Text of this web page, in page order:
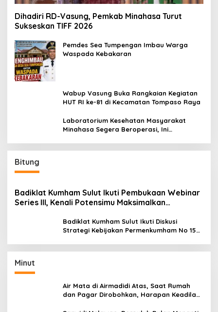
Dihadiri RD-Vasung, Pemkab Minahasa Turut
Sukseskan TIFF 2026
Pemdes Sea Tumpengan Imbau Warga
Waspada Kebakaran
Wabup Vasung Buka Rangkaian Kegiatan
HUT RI ke-81 di Kecamatan Tompaso Raya
Laboratorium Kesehatan Masyarakat
Minahasa Segera Beroperasi, Ini
Bitung
Badiklat Kumham Sulut Ikuti Pembukaan Webinar
Series III, Kenali Potensimu Maksimalkan
Badiklat Kumham Sulut Ikuti Diskusi
Strategi Kebijakan Permenkumham No 15
Minut
Air Mata di Airmadidi Atas, Saat Rumah
dan Pagar Dirobohkan, Harapan Keadilan